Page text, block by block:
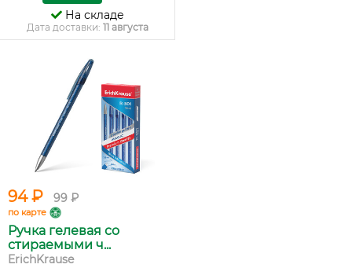
На складе
Дата доставки: 11 августа
94 ₽ 99 ₽
по карте
Ручка гелевая сo
стираемыми ч...
ErichKrause